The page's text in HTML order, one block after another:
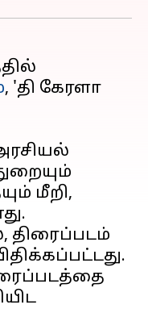
, 'தி கேரளா
மீறி,
திரைப்படம்